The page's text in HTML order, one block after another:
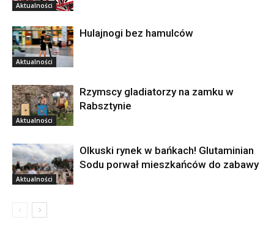
Aktualności
Aktualności
Hulajnogi bez hamulców
Aktualności
Rzymscy gladiatorzy na zamku w
Rabsztynie
Aktualności
Olkuski rynek w bańkach! Glutaminian
Sodu porwał mieszkańców do zabawy